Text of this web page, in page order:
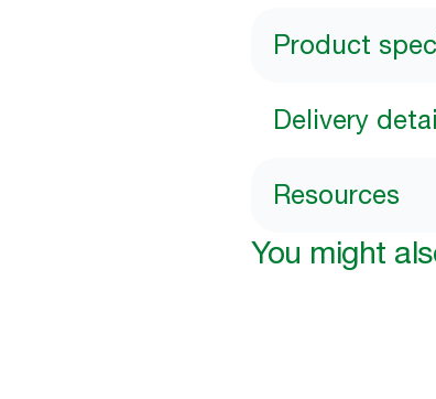
Product
Delivery
Resources
You might